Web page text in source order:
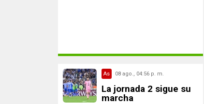
As 08 ago., 04:56 p. m.
La jornada 2 sigue su
marcha